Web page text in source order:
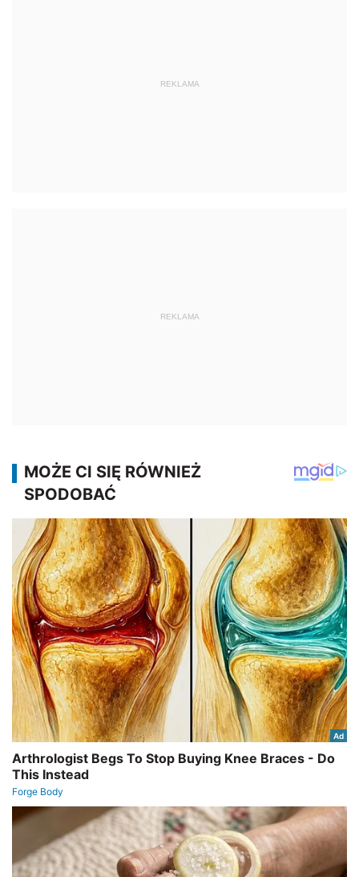
REKLAMA
REKLAMA